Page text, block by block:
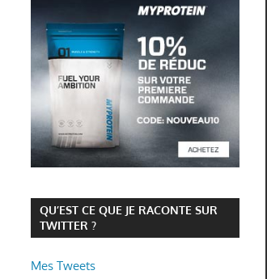
QU’EST CE QUE JE RACONTE SUR
TWITTER ?
Mes Tweets